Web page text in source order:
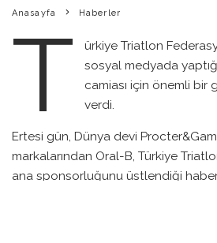
Anasayfa Haberler
T
ürkiye Triatlon
sosyal medyada
camiası için önemli bir
verdi.
Ertesi gün, Dünya devi
markalarından Oral-B, Türkiye
ana sponsorluğunu üstlendiği